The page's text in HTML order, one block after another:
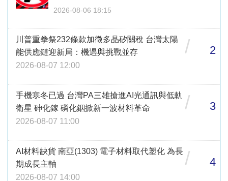
2026-08-06 18:15
川普重拳祭232條款加徵多晶矽關稅 台灣太陽
能供應鏈迎新局：機遇與挑戰並存
2026-08-07 12:00
/ 2
手機寒冬已過 台灣PA三雄搶進AI光通訊與低軌
衛星 砷化鎵 磷化銦掀新一波材料革命
2026-08-07 11:00
/ 3
AI材料缺貨 南亞(1303) 電子材料取代塑化 為長
期成長主軸
2026-08-07 14:00
/ 4